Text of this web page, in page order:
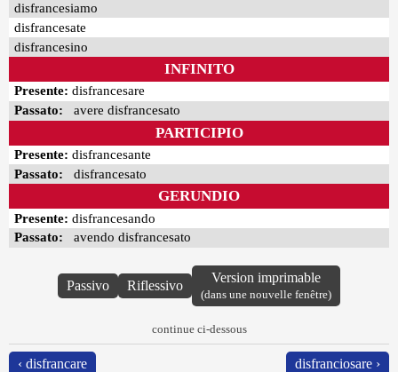
disfrancesiamo
disfrancesate
disfrancesino
INFINITO
Presente: disfrancesare
Passato: avere disfrancesato
PARTICIPIO
Presente: disfrancesante
Passato: disfrancesato
GERUNDIO
Presente: disfrancesando
Passato: avendo disfrancesato
Passivo Riflessivo
Version imprimable
(dans une nouvelle fenêtre)
continue ci-dessous
‹ disfrancare disfranciosare ›